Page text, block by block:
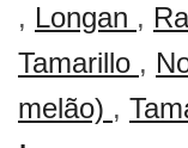
, Longan ,
Tamarillo ,
melão) ,